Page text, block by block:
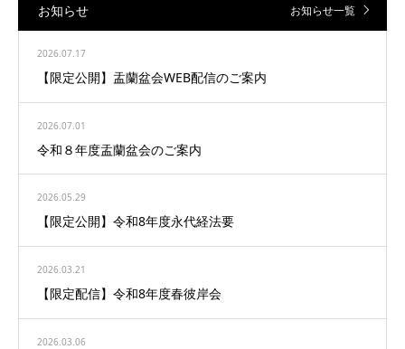
お知らせ お知らせ一覧
2026.07.17
【限定公開】盂蘭盆会WEB配信のご案内
2026.07.01
令和８年度盂蘭盆会のご案内
2026.05.29
【限定公開】令和8年度永代経法要
2026.03.21
【限定配信】令和8年度春彼岸会
2026.03.06